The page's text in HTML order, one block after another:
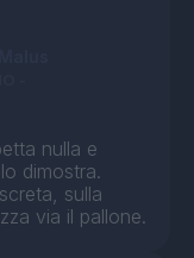
nulla e
dimostra.
sulla
via il pallone.